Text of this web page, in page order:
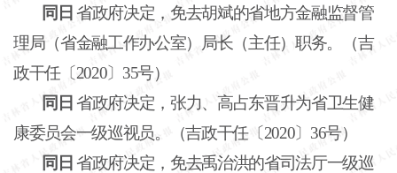
同日 省政府决定，免去胡斌的省地方金融监督管
理局（省金融工作办公室）局长（主任）职务。（吉
政干任〔2020〕35号）
同日 省政府决定，张力、高占东晋升为省卫生健
康委员会一级巡视员。（吉政干任〔2020〕36号）
同日 省政府决定，免去禹治洪的省司法厅一级巡